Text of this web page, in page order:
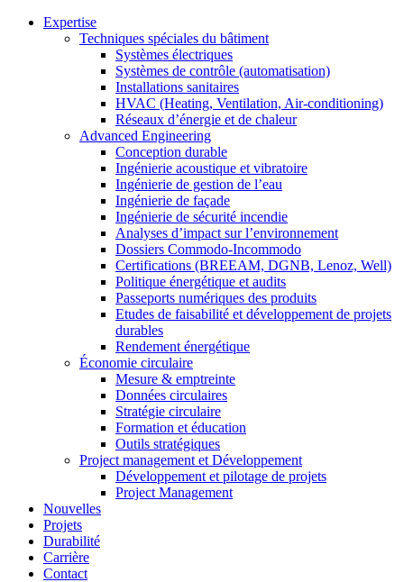
Expertise
Techniques spéciales du bâtiment
Systèmes électriques
Systèmes de contrôle (automatisation)
Installations sanitaires
HVAC (Heating, Ventilation, Air-conditioning)
Réseaux d’énergie et de chaleur
Advanced Engineering
Conception durable
Ingénierie acoustique et vibratoire
Ingénierie de gestion de l’eau
Ingénierie de façade
Ingénierie de sécurité incendie
Analyses d’impact sur l’environnement
Dossiers Commodo-Incommodo
Certifications (BREEAM, DGNB, Lenoz, Well)
Politique énergétique et audits
Passeports numériques des produits
Etudes de faisabilité et développement de projets
durables
Rendement énergétique
Économie circulaire
Mesure & emptreinte
Données circulaires
Stratégie circulaire
Formation et éducation
Outils stratégiques
Project management et Développement
Développement et pilotage de projets
Project Management
Nouvelles
Projets
Durabilité
Carrière
Contact